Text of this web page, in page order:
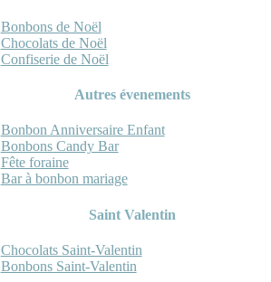
Bonbons de Noël
Chocolats de Noël
Confiserie de Noël
Autres évenements
Bonbon Anniversaire Enfant
Bonbons Candy Bar
Fête foraine
Bar à bonbon mariage
Saint Valentin
Chocolats Saint-Valentin
Bonbons Saint-Valentin